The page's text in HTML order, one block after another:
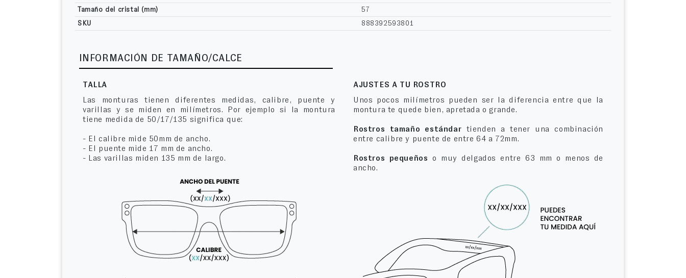
Tamaño del cristal (mm)
57
SKU
888392593801
INFORMACIÓN DE TAMAÑO/CALCE
TALLA
Las monturas tienen diferentes medidas, calibre, puente y
varillas y se miden en milímetros. Por ejemplo si la montura
tiene medida de 50/17/135 significa que:
- El calibre mide 50mm de ancho.
- El puente mide 17 mm de ancho.
- Las varillas miden 135 mm de largo.
AJUSTES A TU ROSTRO
Unos pocos milímetros pueden ser la diferencia entre que la
montura te quede bien, apretada o grande.
Rostros tamaño estándar tienden a tener una combinación
entre calibre y puente de entre 64 a 72mm.
Rostros pequeños o muy delgados entre 63 mm o menos de
ancho.